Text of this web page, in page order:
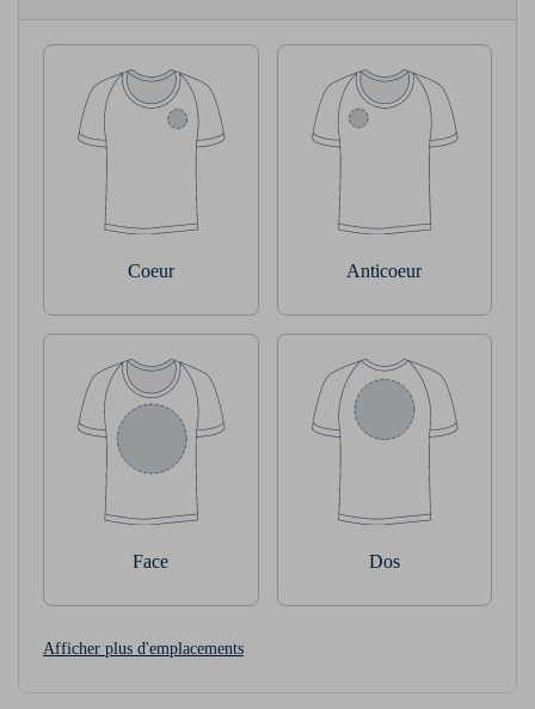
Coeur Anticoeur
Face Dos
Afficher plus d'emplacements